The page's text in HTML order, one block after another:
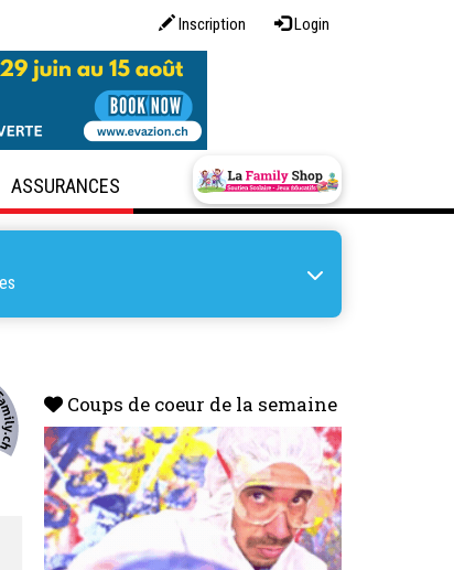
Inscription Login
ASSURANCES
Coups de coeur de la semaine